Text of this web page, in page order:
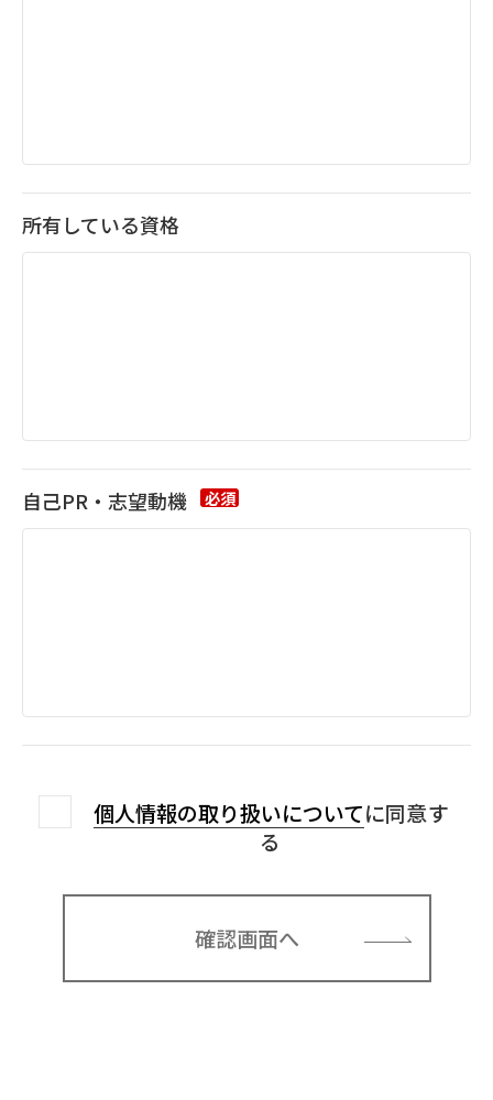
所有している資格
自己PR・志望動機 必須
個人情報の取り扱いについてに同意す
る
確認画面へ